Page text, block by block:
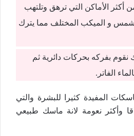
أكثر الأماكن التي ترهق وتلتهب
و الميكب المختلف مما يترك
بفركه بحركات دائرية ثم
الفاتر.
المفيدة كثيرا للبشرة والتي
وأكثر نعومة لانة ماسك طبيعي